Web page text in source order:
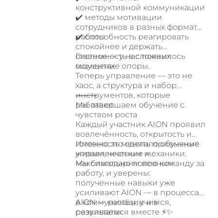
конструктивной коммуникации
✔️ методы мотивации
сотрудников в разных форматах
работы
✔️ способность реагировать
спокойнее и держать
системность в сложных
моментах
Главное — у нас появилось
ощущение опоры.
Теперь управление — это не
хаос, а структура и набор
инструментов, которые
работают.
⸻
Мы завершаем обучение с
чувством роста
Каждый участник AION проявил
вовлечённость, открытость и
готовность менять привычные
управленческие механики.
Именно это сделало обучение
живым, честным и
максимально полезным.
Мы благодарим всю команду за
работу, и уверены:
полученные навыки уже
усиливают AION — в процессах,
в коммуникации и в
результатах.
AION — растём, учимся,
развиваемся вместе ⚡️✨